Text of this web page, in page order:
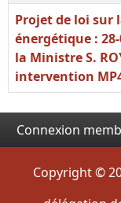
Projet de loi sur
énergétique :
la Ministre S.
intervention
Connexion
Copyright ©